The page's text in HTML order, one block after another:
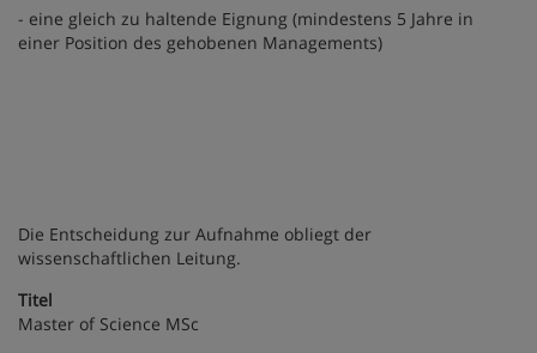
- eine gleich zu haltende Eignung (mindestens 5 Jahre in
einer Position des gehobenen Managements)
Die Entscheidung zur Aufnahme obliegt der
wissenschaftlichen Leitung.
Titel
Master of Science MSc